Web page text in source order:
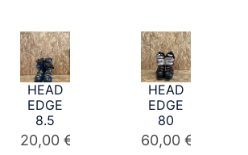
HEAD
EDGE
8.5
20,00 €
HEAD
EDGE
80
60,00 €